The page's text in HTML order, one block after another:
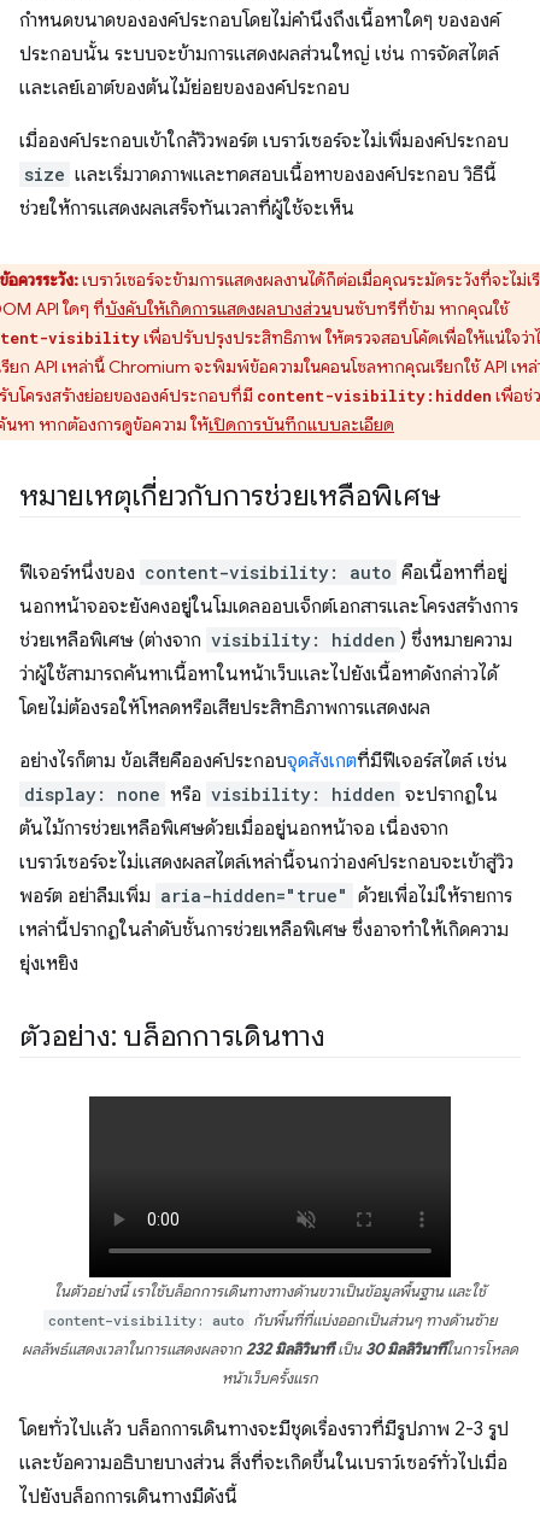
กำหนดขนาดขององค์ประกอบโดยไม่คำนึงถึงเนื้อหาใดๆ ขององค์
ประกอบนั้น ระบบจะข้ามการแสดงผลส่วนใหญ่ เช่น การจัดสไตล์
และเลย์เอาต์ของต้นไม้ย่อยขององค์ประกอบ
เมื่อองค์ประกอบเข้าใกล้วิวพอร์ต เบราว์เซอร์จะไม่เพิ่มองค์ประกอบ
size และเริ่มวาดภาพและทดสอบเนื้อหาขององค์ประกอบ วิธีนี้
ช่วยให้การแสดงผลเสร็จทันเวลาที่ผู้ใช้จะเห็น
ข้อควรระวัง:เบราว์เซอร์จะข้ามการแสดงผลงานได้ก็ต่อเมื่อคุณระมัดระวังที่จะไม่เ
API ใดๆ ที่บังคับให้เกิดการแสดงผลบางส่วนบนซับทรีที่ข้าม หากคุณใช้
visibilityเพื่อปรับปรุงประสิทธิภาพ ให้ตรวจสอบโค้ดเพื่อให้แน่ใจว่า
รียก API เหล่านี้ Chromium จะพิมพ์ข้อความในคอนโซลหากคุณเรียกใช้ API เหล่
บโครงสร้างย่อยขององค์ประกอบที่มี content-visibility:hidden เพื่อช่
นหา หากต้องการดูข้อความ ให้เปิดการบันทึกแบบละเอียด
หมายเหตุเกี่ยวกับการช่วยเหลือพิเศษ
ฟีเจอร์หนึ่งของ content-visibility: auto คือเนื้อหาที่อยู่
นอกหน้าจอจะยังคงอยู่ในโมเดลออบเจ็กต์เอกสารและโครงสร้างการ
ช่วยเหลือพิเศษ (ต่างจาก visibility: hidden ) ซึ่งหมายความ
ว่าผู้ใช้สามารถค้นหาเนื้อหาในหน้าเว็บและไปยังเนื้อหาดังกล่าวได้
โดยไม่ต้องรอให้โหลดหรือเสียประสิทธิภาพการแสดงผล
อย่างไรก็ตาม ข้อเสียคือองค์ประกอบจุดสังเกตที่มีฟีเจอร์สไตล์ เช่น
display: none หรือ visibility: hidden จะปรากฏใน
ต้นไม้การช่วยเหลือพิเศษด้วยเมื่ออยู่นอกหน้าจอ เนื่องจาก
เบราว์เซอร์จะไม่แสดงผลสไตล์เหล่านี้จนกว่าองค์ประกอบจะเข้าสู่วิว
พอร์ต อย่าลืมเพิ่ม aria-hidden="true" ด้วยเพื่อไม่ให้รายการ
เหล่านี้ปรากฏในลําดับชั้นการช่วยเหลือพิเศษ ซึ่งอาจทําให้เกิดความ
ยุ่งเหยิง
ตัวอย่าง: บล็อกการเดินทาง
ในตัวอย่างนี้ เราใช้บล็อกการเดินทางทางด้านขวาเป็นข้อมูลพื้นฐาน และใช้
content-visibility: auto กับพื้นที่ที่แบ่งออกเป็นส่วนๆ ทางด้านซ้าย
ผลลัพธ์แสดงเวลาในการแสดงผลจาก232 มิลลิวินาทีเป็น30 มิลลิวินาทีในการโหลด
หน้าเว็บครั้งแรก
โดยทั่วไปแล้ว บล็อกการเดินทางจะมีชุดเรื่องราวที่มีรูปภาพ 2-3 รูป
และข้อความอธิบายบางส่วน สิ่งที่จะเกิดขึ้นในเบราว์เซอร์ทั่วไปเมื่อ
ไปยังบล็อกการเดินทางมีดังนี้